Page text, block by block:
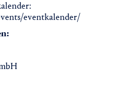
eventkalender/